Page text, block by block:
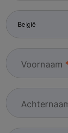
Voornaam